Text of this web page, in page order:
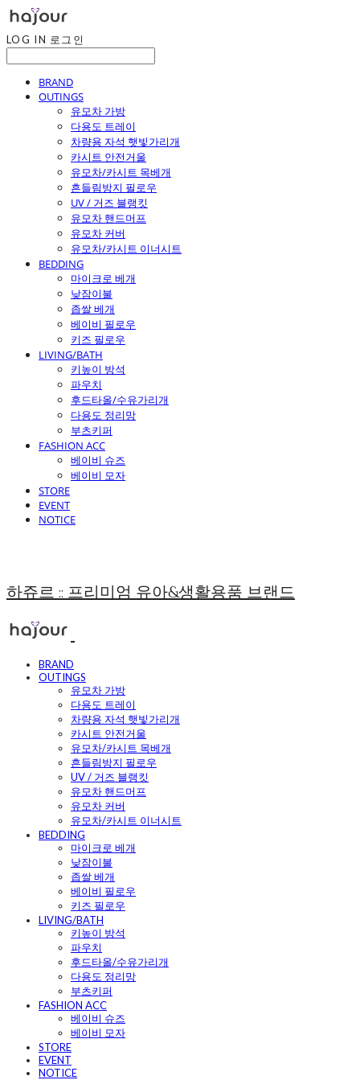
LOG IN 로그인
BRAND
OUTINGS
유모차 가방
다용도 트레이
차량용 자석 햇빛가리개
카시트 안전거울
유모차/카시트 목베개
흔들림방지 필로우
UV / 거즈 블랭킷
유모차 핸드머프
유모차 커버
유모차/카시트 이너시트
BEDDING
마이크로 베개
낮잠이불
좁쌀 베개
베이비 필로우
키즈 필로우
LIVING/BATH
키높이 방석
파우치
후드타올/수유가리개
다용도 정리망
부츠키퍼
FASHION ACC
베이비 슈즈
베이비 모자
STORE
EVENT
NOTICE
하쥬르 :: 프리미엄 유아&생활용품 브랜드
BRAND
OUTINGS
유모차 가방
다용도 트레이
차량용 자석 햇빛가리개
카시트 안전거울
유모차/카시트 목베개
흔들림방지 필로우
UV / 거즈 블랭킷
유모차 핸드머프
유모차 커버
유모차/카시트 이너시트
BEDDING
마이크로 베개
낮잠이불
좁쌀 베개
베이비 필로우
키즈 필로우
LIVING/BATH
키높이 방석
파우치
후드타올/수유가리개
다용도 정리망
부츠키퍼
FASHION ACC
베이비 슈즈
베이비 모자
STORE
EVENT
NOTICE